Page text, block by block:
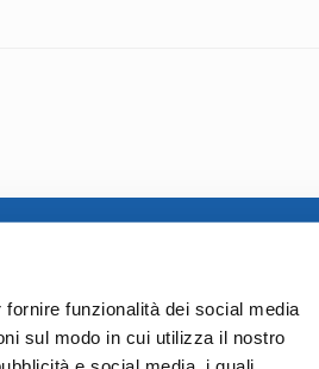
funzionalità dei social media
sul modo in cui utilizza il nostro